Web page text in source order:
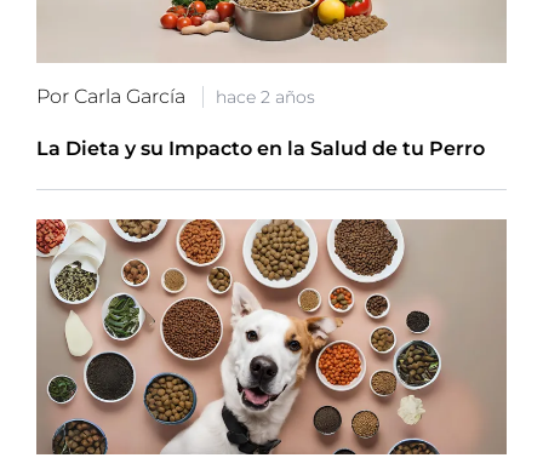
Por Carla García hace 2 años
La Dieta y su Impacto en la Salud de tu Perro